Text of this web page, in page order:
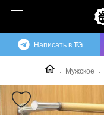
Мужское
Написать в TG